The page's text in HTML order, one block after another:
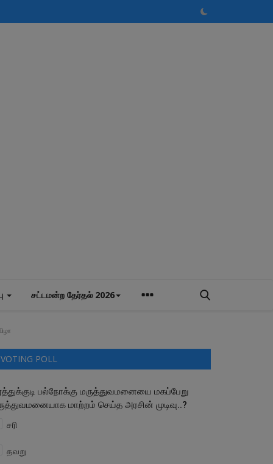
சட்டமன்ற தேர்தல் 2026
VOTING POLL
பல்நோக்கு மருத்துவமனையை மகப்பேறு
மாற்றம் செய்த அரசின் முடிவு..?
சரி
தவறு